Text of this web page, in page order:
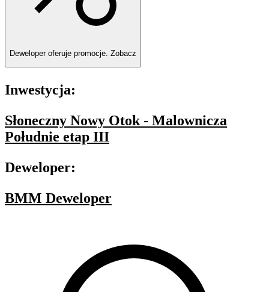
Deweloper oferuje promocje. Zobacz
Inwestycja:
Słoneczny Nowy Otok - Malownicza
Południe etap III
Deweloper:
BMM Deweloper